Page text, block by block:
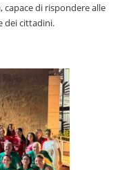
di rispondere alle
dei cittadini.